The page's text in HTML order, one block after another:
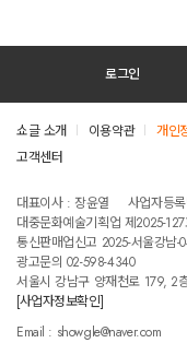
로그인
쇼글 소개 이용약관 개인
고객센터
대표이사 : 장윤열
사업자등
대중문화예술기획업 제2025-
통신판매업신고 2025-서울강남-
광고문의 02-598-4340
서울시 강남구 양재천로 179, 2
[사업자정보확인]
Email : showgle@naver.com